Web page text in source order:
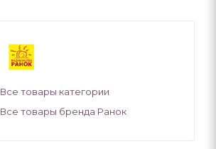
Все товары категории
Все товары бренда Ранок